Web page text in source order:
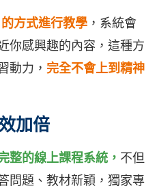
方式進行教學 ，系統會
你感興趣的內容，這種方
動力， 完全不會上到精神
加倍
整的線上課程系統， 不但
問題、教材新穎，獨家專